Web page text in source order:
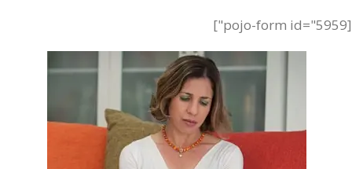
[pojo-form id="5959"]